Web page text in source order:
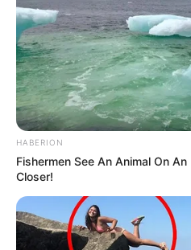
HABERION
Fishermen See An Animal On
Closer!